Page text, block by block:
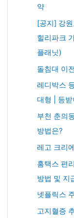
약
[공지] 강
힐리파크
플래닛)
돌침대 이
레디박스
대형 | 등받
부천 춘의
방법은?
레고 크리
홈택스 편
방법 및 지
넷플릭스
고지혈증